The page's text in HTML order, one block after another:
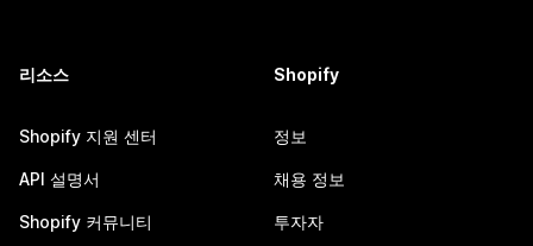
리소스
Shopify 지원 센터
API 설명서
Shopify 커뮤니티
Shopify
정보
채용 정보
투자자